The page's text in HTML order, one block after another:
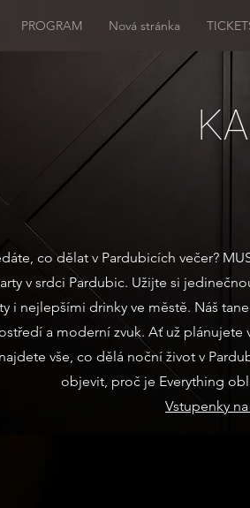
PROGRAM Nová stránka
co dělat v Pardubicích večer?
v srdci Pardubic. Užijte si
i nejlepšími drinky ve městě. Náš
a moderní zvuk. Ať už plánujete
najdete vše, co dělá noční život v
objevit, proč je Everything
Vstupenky